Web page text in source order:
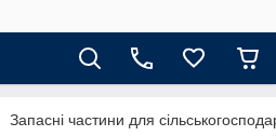
Запасні частини для